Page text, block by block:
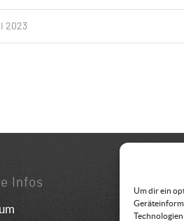
Um dir ein
2023
Infos